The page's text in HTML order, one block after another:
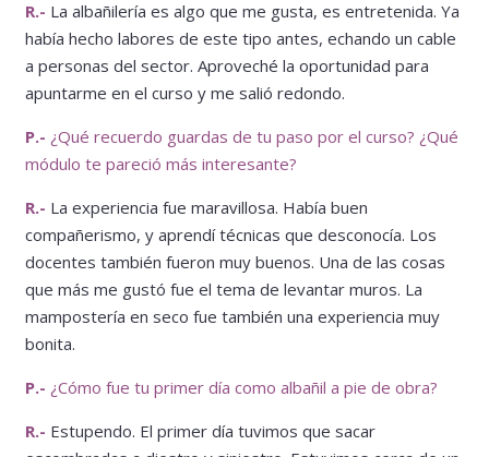
R.- La albañilería es algo que me gusta, es entretenida. Ya
había hecho labores de este tipo antes, echando un cable
a personas del sector. Aproveché la oportunidad para
apuntarme en el curso y me salió redondo.
P.- ¿Qué recuerdo guardas de tu paso por el curso? ¿Qué
módulo te pareció más interesante?
R.- La experiencia fue maravillosa. Había buen
compañerismo, y aprendí técnicas que desconocía. Los
docentes también fueron muy buenos. Una de las cosas
que más me gustó fue el tema de levantar muros. La
mampostería en seco fue también una experiencia muy
bonita.
P.- ¿Cómo fue tu primer día como albañil a pie de obra?
R.- Estupendo. El primer día tuvimos que sacar